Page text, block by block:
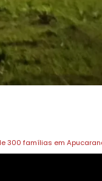
300 famílias em